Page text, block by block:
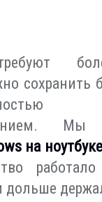
сохранить
Мы
на
дольше